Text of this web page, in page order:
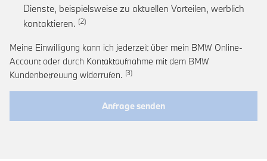
Dienste, beispielsweise zu aktuellen Vorteilen, werblich
kontaktieren. Link zur Fußnote: Einwilligung zur
Meine Einwilligung kann ich jederzeit über mein BMW Online-
Account oder durch Kontaktaufnahme mit dem BMW
Kundenbetreuung widerrufen. Link zur Fußnote: Widerruf der
Anfrage senden